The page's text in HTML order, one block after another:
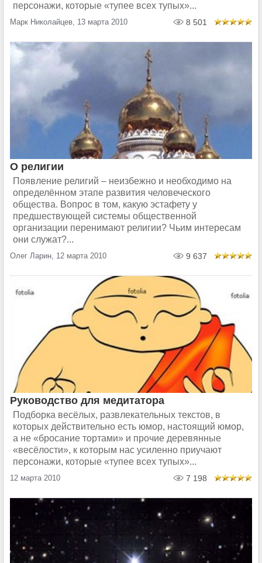
персонажи, которые «тупее всех тупых»...
Марк Николайцев, 13 марта 2010 8 501
О религии
Появление религий – неизбежно и необходимо на
определённом этапе развития человеческого
общества. Вопрос в том, какую эстафету у
предшествующей системы общественной
организации перенимают религии? Чьим интересам
они служат?...
Олег Ларин, 12 марта 2010 9 637
Руководство для медитатора
Подборка весёлых, развлекательных текстов, в
которых действительно есть юмор, настоящий юмор,
а не «бросание тортами» и прочие деревянные
«весёлости», к которым нас усиленно приучают
персонажи, которые «тупее всех тупых»...
12 марта 2010 7 198